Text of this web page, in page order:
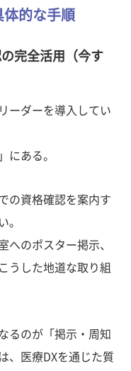
体的な手順
完全活用（今す
ーダーを導入してい
にある。
の資格確認を案内す
。
へのポスター掲示、
した地道な取り組
るのが「掲示・周知
、医療DXを通じた質